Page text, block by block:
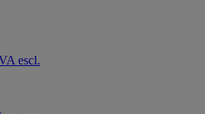
escl.